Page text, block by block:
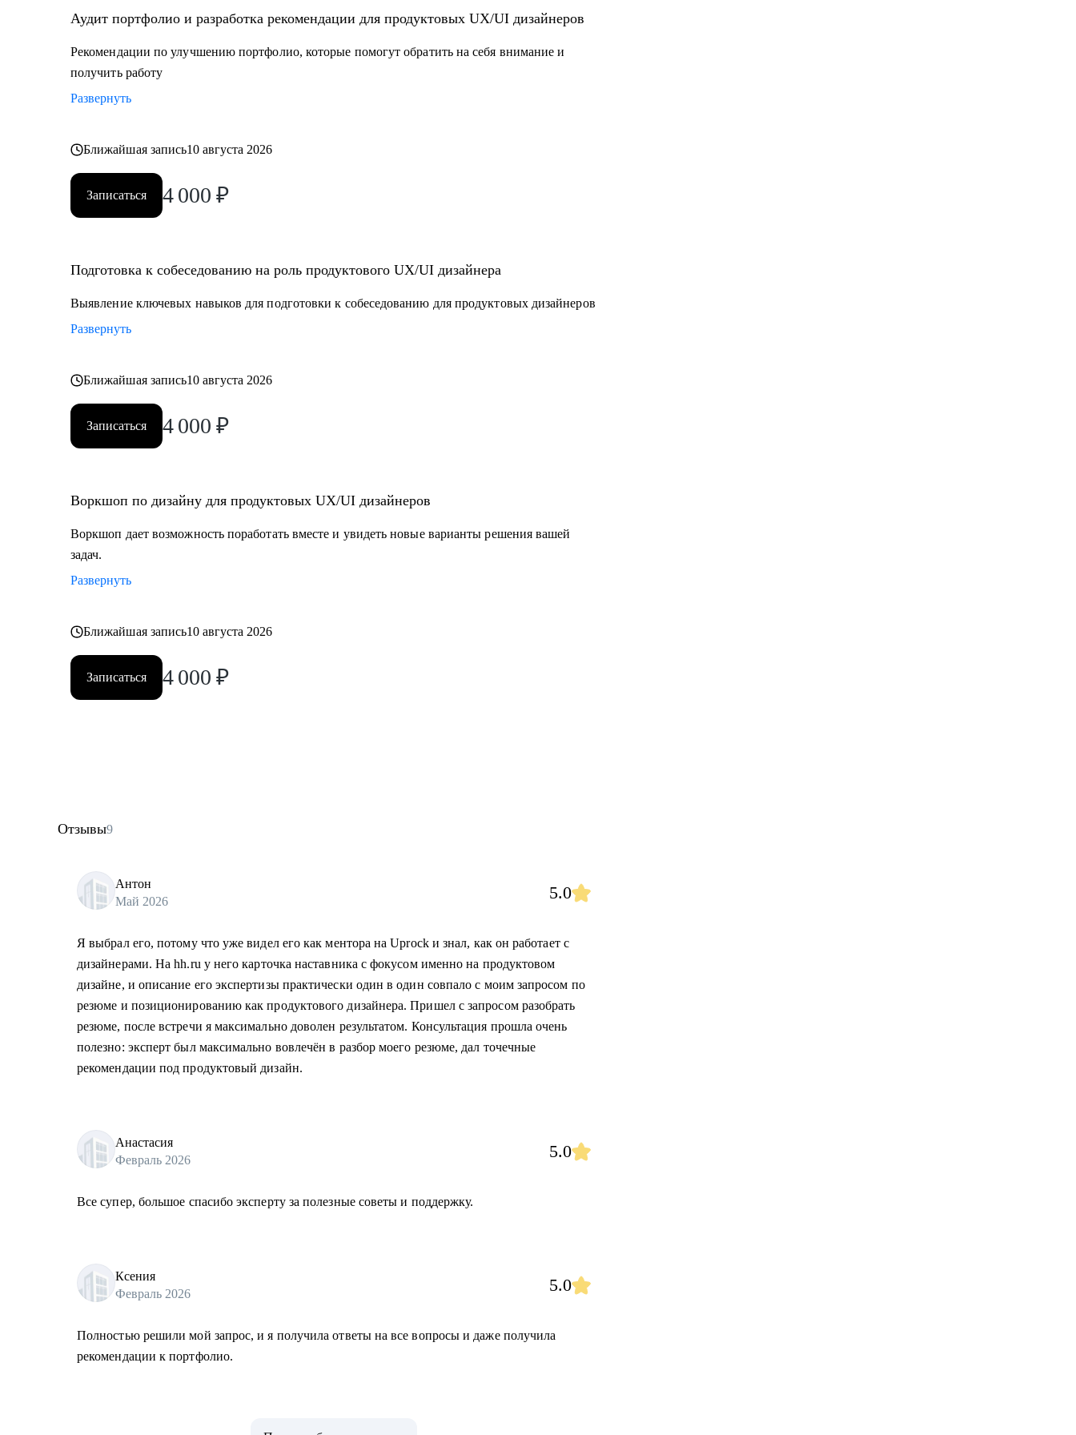
Аудит портфолио и разработка рекомендации для продуктовых UX/UI дизайнеров
Рекомендации по улучшению портфолио, которые помогут обратить на себя внимание и
получить работу
Развернуть
Ближайшая запись10 августа 2026
Записаться 4 000 ₽
Подготовка к собеседованию на роль продуктового UX/UI дизайнера
Выявление ключевых навыков для подготовки к собеседованию для продуктовых дизайнеров
Развернуть
Ближайшая запись10 августа 2026
Записаться 4 000 ₽
Воркшоп по дизайну для продуктовых UX/UI дизайнеров
Воркшоп дает возможность поработать вместе и увидеть новые варианты решения вашей
задач.
Развернуть
Ближайшая запись10 августа 2026
Записаться 4 000 ₽
Отзывы9
Антон
Май 2026
5.0
Я выбрал его, потому что уже видел его как ментора на Uprock и знал, как он работает с
дизайнерами. На hh.ru у него карточка наставника с фокусом именно на продуктовом
дизайне, и описание его экспертизы практически один в один совпало с моим запросом по
резюме и позиционированию как продуктового дизайнера. Пришел с запросом разобрать
резюме, после встречи я максимально доволен результатом. Консультация прошла очень
полезно: эксперт был максимально вовлечён в разбор моего резюме, дал точечные
рекомендации под продуктовый дизайн.
Анастасия
Февраль 2026
5.0
Все супер, большое спасибо эксперту за полезные советы и поддержку.
Ксения
Февраль 2026
5.0
Полностью решили мой запрос, и я получила ответы на все вопросы и даже получила
рекомендации к портфолио.